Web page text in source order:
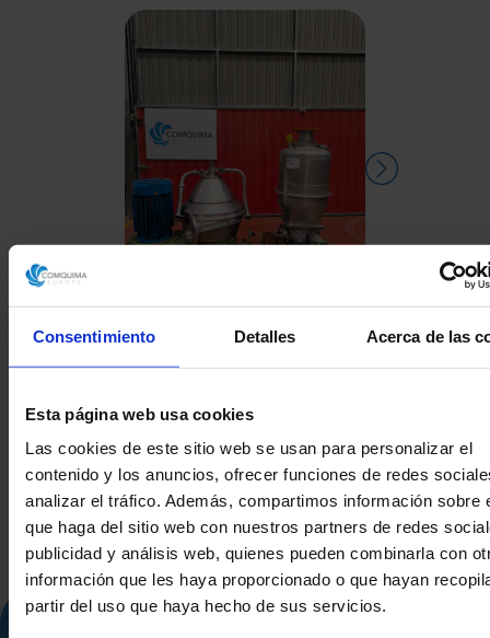
Consentimiento Detalles Acerca de las
Esta página web usa cookies
Las cookies de este sitio web se usan para personalizar el
contenido y los anuncios, ofrecer funciones de redes
analizar el tráfico. Además, compartimos información sobre
que haga del sitio web con nuestros partners de redes
publicidad y análisis web, quienes pueden combinarla con
información que les haya proporcionado o que hayan
partir del uso que haya hecho de sus servicios.
CENTRIFUGA DE PLATOS
CON BOMBA MONO